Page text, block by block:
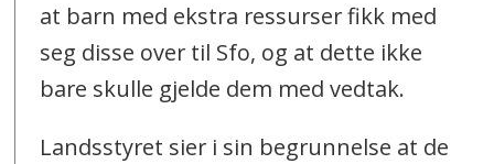
at barn med ekstra ressurser fikk med
seg disse over til Sfo, og at dette ikke
bare skulle gjelde dem med vedtak.
Landsstyret sier i sin begrunnelse at de